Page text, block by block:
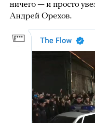
ничего — и просто
Андрей Орехов.